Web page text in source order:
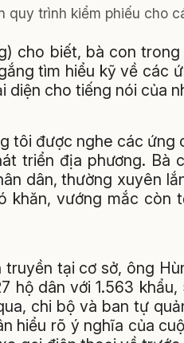
quy trình kiểm phiếu cho
cho biết, bà con
tìm hiểu kỹ về các
cho tiếng nói của
tôi được nghe các ứng
triển địa phương. Bà
dân, thường xuyên
vướng mắc còn
tại cơ sở, ông
hộ dân với 1.563
chi bộ và ban tự
hiểu rõ ý nghĩa của